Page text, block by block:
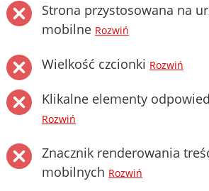
Strona przystosowana na
mobilne Rozwiń
Wielkość czcionki Rozwiń
Klikalne elementy
Rozwiń
Znacznik renderowania
mobilnych Rozwiń